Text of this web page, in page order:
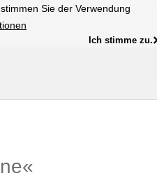
Sie der Verwendung
Ich stimme zu.